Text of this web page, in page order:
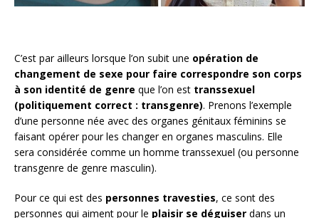
C’est par ailleurs lorsque l’on subit une opération de
changement de sexe pour faire correspondre son corps
à son identité de genre que l’on est transsexuel
(politiquement correct : transgenre). Prenons l’exemple
d’une personne née avec des organes génitaux féminins se
faisant opérer pour les changer en organes masculins. Elle
sera considérée comme un homme transsexuel (ou personne
transgenre de genre masculin).
Pour ce qui est des personnes travesties, ce sont des
personnes qui aiment pour le plaisir se déguiser dans un